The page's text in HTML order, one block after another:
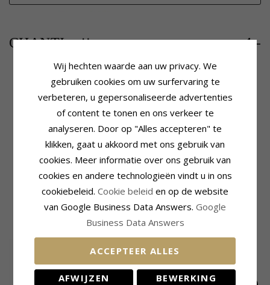
CHANTI prijs 4,-
Productinformatie
Davidster
Edelmetaal:Verguld Staal
Oppervlak:
Glanzend En Geborsteld
Zetting
Lengte:33,6 mm
Breedte: 19,2 mm
Diepte: 1,8 mm
Levertijd
Levertijd:4-5 Weekdagen
MEEST POPULAIRE PRODUCTEN IN
CATEGORIE
Wij hechten waarde aan uw privacy. We
gebruiken cookies om uw surfervaring te
verbeteren, u gepersonaliseerde advertenties
of content te tonen en ons verkeer te
analyseren. Door op "Alles accepteren" te
klikken, gaat u akkoord met ons gebruik van
cookies. Meer informatie over ons gebruik van
cookies en andere technologieën vindt u in ons
cookiebeleid. Cookie beleid en op de website
van Google Business Data Answers. Google
Business Data Answers
ACCEPTEER ALLES
AFWIJZEN BEWERKING